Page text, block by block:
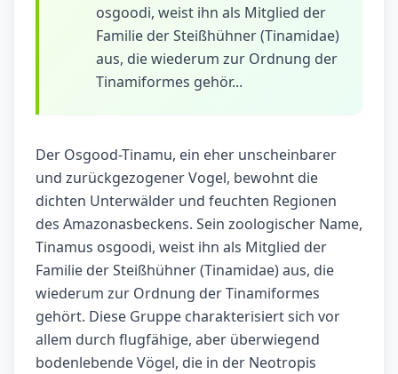
osgoodi, weist ihn als Mitglied der
Familie der Steißhühner (Tinamidae)
aus, die wiederum zur Ordnung der
Tinamiformes gehör...
Der Osgood-Tinamu, ein eher unscheinbarer
und zurückgezogener Vogel, bewohnt die
dichten Unterwälder und feuchten Regionen
des Amazonasbeckens. Sein zoologischer Name,
Tinamus osgoodi, weist ihn als Mitglied der
Familie der Steißhühner (Tinamidae) aus, die
wiederum zur Ordnung der Tinamiformes
gehört. Diese Gruppe charakterisiert sich vor
allem durch flugfähige, aber überwiegend
bodenlebende Vögel, die in der Neotropis